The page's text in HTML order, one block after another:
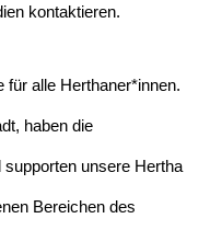
kontaktieren.
für alle Herthaner*innen.
haben die
unsere Hertha
Bereichen des